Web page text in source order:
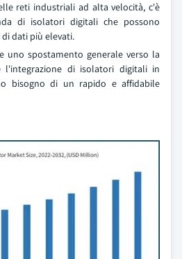
reti industriali ad alta velocità, c'è
di isolatori digitali che possono
dati più elevati.
uno spostamento generale verso la
l'integrazione di isolatori digitali in
bisogno di un rapido e affidabile